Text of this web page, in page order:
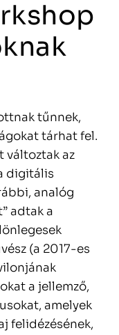
tűnnek,
tárhat fel.
változtak az
digitális
analóg
adtak a
(a 2017-es
a jellemző,
amelyek
felidézésének,